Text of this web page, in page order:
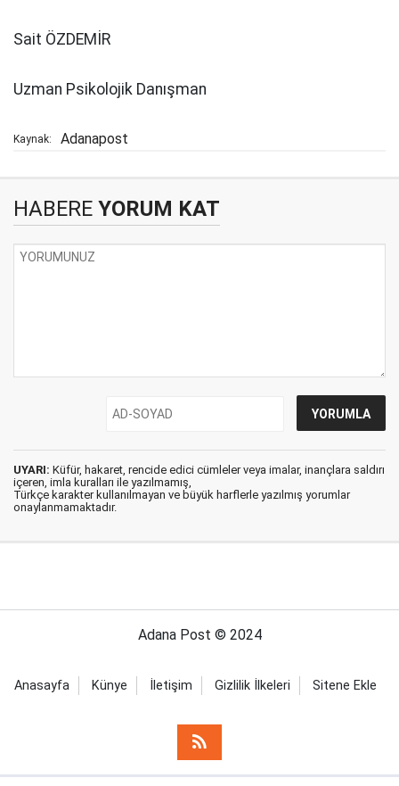
Sait ÖZDEMİR
Uzman Psikolojik Danışman
Kaynak: Adanapost
HABERE YORUM KAT
UYARI: Küfür, hakaret, rencide edici cümleler veya imalar, inançlara saldırı
içeren, imla kuralları ile yazılmamış,
Türkçe karakter kullanılmayan ve büyük harflerle yazılmış yorumlar
onaylanmamaktadır.
Adana Post © 2024
Anasayfa Künye İletişim Gizlilik İlkeleri Sitene Ekle